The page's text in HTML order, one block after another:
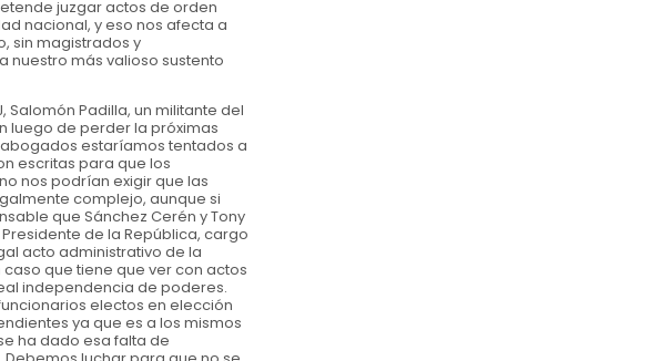
juzgar actos de orden
nacional, y eso nos afecta a
sin magistrados y
nuestro más valioso sustento
Salomón Padilla, un militante del
luego de perder la próximas
estaríamos tentados a
escritas para que los
nos podrían exigir que las
complejo, aunque si
que Sánchez Cerén y Tony
de la República, cargo
acto administrativo de la
que tiene que ver con actos
independencia de poderes.
electos en elección
ya que es a los mismos
ha dado esa falta de